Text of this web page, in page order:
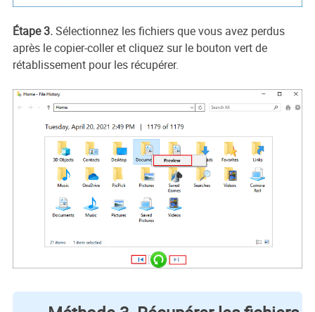
Étape 3.Sélectionnez les fichiers que vous avez perdus
après le copier-coller et cliquez sur le bouton vert de
rétablissement pour les récupérer.